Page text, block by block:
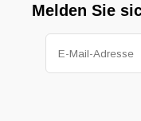
Melden Sie